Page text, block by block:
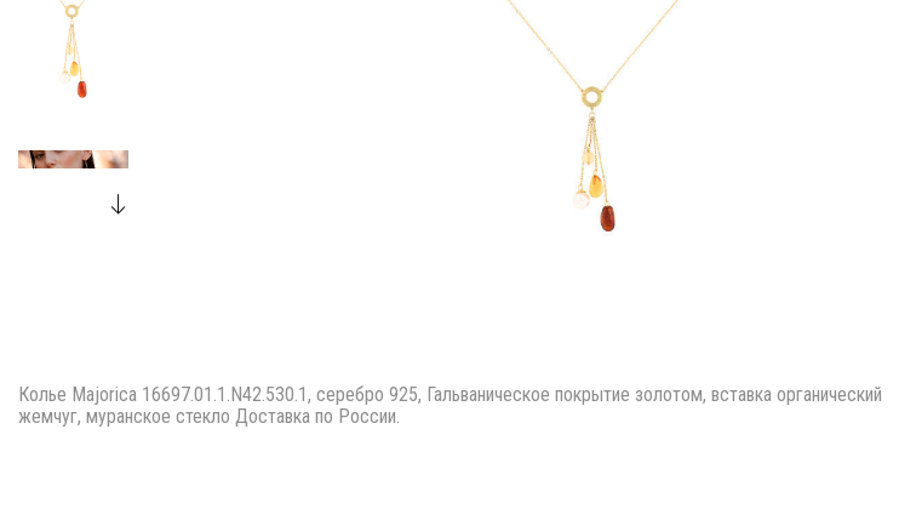
Колье Majorica 16697.01.1.N42.530.1, серебро 925, Гальваническое покрытие золотом, вставка органический
жемчуг, муранское стекло Доставка по России.